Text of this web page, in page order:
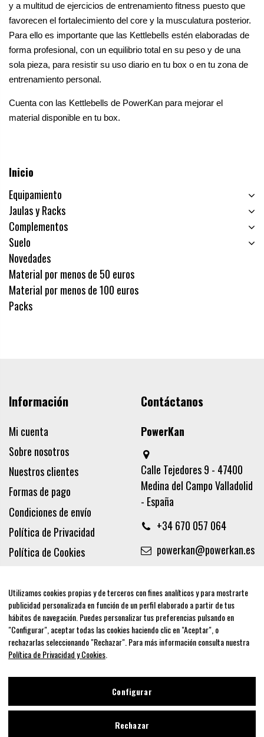
y a multitud de ejercicios de entrenamiento fitness puesto que
favorecen el fortalecimiento del core y la musculatura posterior.
Para ello es importante que las Kettlebells estén elaboradas de
forma profesional, con un equilibrio total en su peso y de una
sola pieza, para resistir su uso diario en tu box o en tu zona de
entrenamiento personal.
Cuenta con las Kettlebells de PowerKan para mejorar el
material disponible en tu box.
Inicio
Equipamiento
Jaulas y Racks
Complementos
Suelo
Novedades
Material por menos de 50 euros
Material por menos de 100 euros
Packs
Información
Mi cuenta
Sobre nosotros
Nuestros clientes
Formas de pago
Condiciones de envío
Política de Privacidad
Política de Cookies
Aviso legal
Contáctanos
PowerKan
Calle Tejedores 9 - 47400
Medina del Campo Valladolid
- España
+34 670 057 064
powerkan@powerkan.es
Síguenos
Utilizamos cookies propias y de terceros con fines analíticos y para mostrarte
publicidad personalizada en función de un perfil elaborado a partir de tus
hábitos de navegación. Puedes personalizar tus preferencias pulsando en
"Configurar", aceptar todas las cookies haciendo clic en "Aceptar", o
rechazarlas seleccionando "Rechazar". Para más información consulta nuestra
Política de Privacidad y Cookies
Configurar
Rechazar